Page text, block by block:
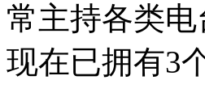
常主持各类
现在已拥有3